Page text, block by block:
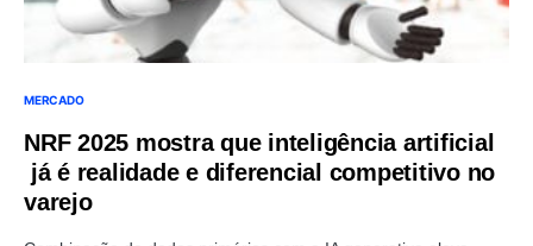
MERCADO
NRF 2025 mostra que inteligência artificial
já é realidade e diferencial competitivo no
varejo